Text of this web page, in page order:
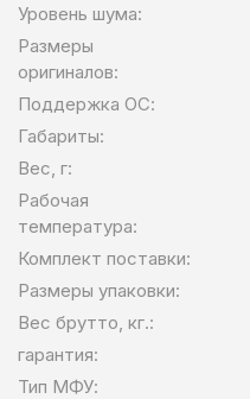
Уровень шума:
Размеры
оригиналов:
Поддержка ОС:
Габариты:
Вес, г:
Рабочая
температура:
Комплект поставки:
Размеры упаковки:
Вес брутто, кг.:
гарантия:
Тип МФУ: